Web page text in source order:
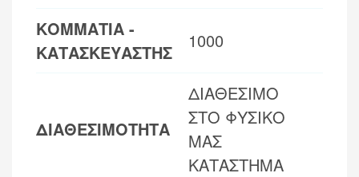
ΚΟΜΜΑΤΙΑ -
ΚΑΤΑΣΚΕΥΑΣΤΗΣ
1000
ΔΙΑΘΕΣΙΜΟΤΗΤΑ
ΔΙΑΘΕΣΙΜΟ
ΣΤΟ ΦΥΣΙΚΟ
ΜΑΣ
ΚΑΤΑΣΤΗΜΑ